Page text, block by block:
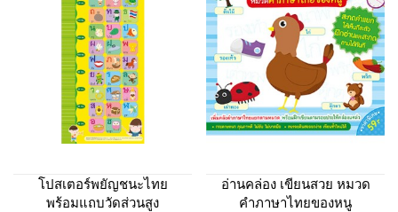
โปสเตอร์พยัญชนะไทย
พร้อมแถบวัดส่วนสูง
อ่านคล่อง เขียนสวย หมวด
คำภาษาไทยของหนู